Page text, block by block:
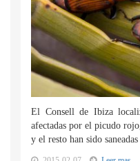
El Consell de Ibiza
afectadas por el picudo
y el resto han sido